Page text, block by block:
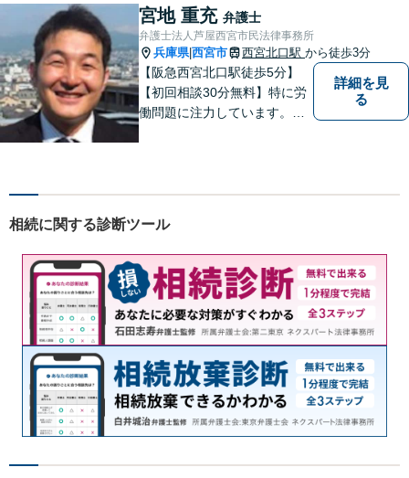
丁寧な対応、アドバイスをさ
せていただきます。
宮地 重充 弁護士
弁護士法人芦屋西宮市民法律事務所
兵庫県|西宮市 西宮北口駅 から徒歩3分
【阪急西宮北口駅徒歩5分】
【初回相談30分無料】特に労
働問題に注力しています。残
民事事件，家事事件，刑事事
す。
詳細を見
る
相続に関する診断ツール